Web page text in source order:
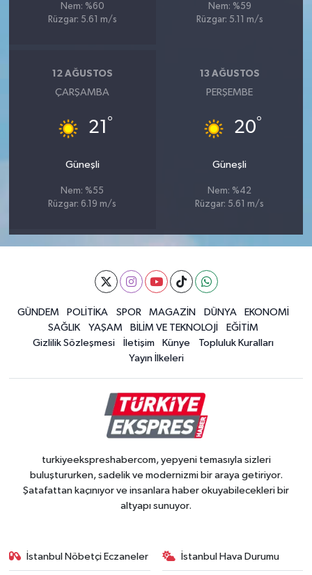
Nem: %60
Rüzgar: 5.61 m/s
Nem: %59
Rüzgar: 5.11 m/s
12 AĞUSTOS
ÇARŞAMBA
21 °
Güneşli
Nem: %55
Rüzgar: 6.19 m/s
13 AĞUSTOS
PERŞEMBE
20°
Güneşli
Nem: %42
Rüzgar: 5.61 m/s
GÜNDEM POLİTİKA SPOR MAGAZİN DÜNYA
EKONOMİ
SAĞLIK
YAŞAM BİLİM VE TEKNOLOJİ
EĞİTİM
Gizlilik Sözleşmesi
İletişim Künye
Topluluk Kuralları
Yayın İlkeleri
turkiyeekspreshabercom, yepyeni temasıyla sizleri
buluştururken, sadelik ve modernizmi bir araya getiriyor.
Şatafattan kaçınıyor ve insanlara haber okuyabilecekleri bir
altyapı sunuyor.
İstanbul Nöbetçi Eczaneler İstanbul Hava Durumu